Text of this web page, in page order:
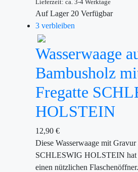
Lieferzeit: ca. 3-4 Werktage
Auf Lager20 Verfügbar
3 verbleiben
Wasserwaage
Bambusholz
Fregatte
HOLSTEIN
12,90 €
Diese Wasserwaage mit
SCHLESWIG HOLSTEIN hat
einen nützlichen